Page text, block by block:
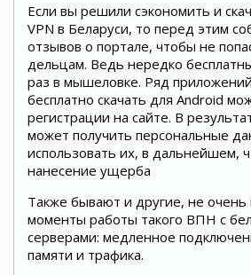
Если вы решили сэкономить и
VPN в Беларуси, то перед этим
отзывов о портале, чтобы не
дельцам. Ведь нередко
раз в мышеловке. Ряд
бесплатно скачать для Android
регистрации на сайте. В
может получить персональные
использовать их, в дальнейшем,
нанесение ущерба
Также бывают и другие, не очень
моменты работы такого ВПН с
серверами: медленное
памяти и трафика.